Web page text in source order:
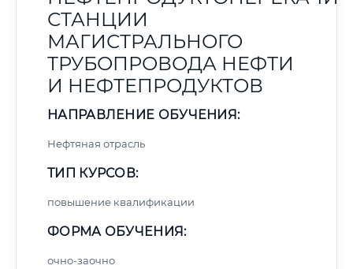
СТАНЦИИ
МАГИСТРАЛЬНОГО
ТРУБОПРОВОДА НЕФТИ
И НЕФТЕПРОДУКТОВ
НАПРАВЛЕНИЕ ОБУЧЕНИЯ:
Нефтяная отрасль
ТИП КУРСОВ:
повышение квалификации
ФОРМА ОБУЧЕНИЯ:
очно-заочно